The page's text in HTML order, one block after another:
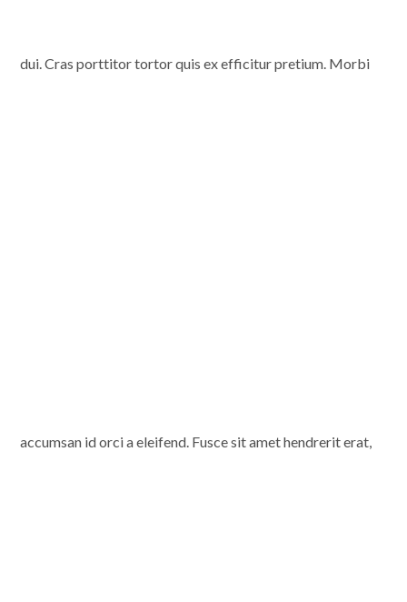
dui. Cras porttitor tortor quis ex efficitur pretium. Morbi
accumsan id orci a eleifend. Fusce sit amet hendrerit erat,